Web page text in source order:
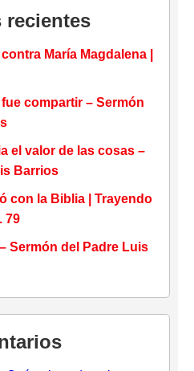
recientes
María Magdalena |
compartir – Sermón
el valor de las cosas –
Barrios
con la Biblia | Trayendo
79
Sermón del Padre Luis